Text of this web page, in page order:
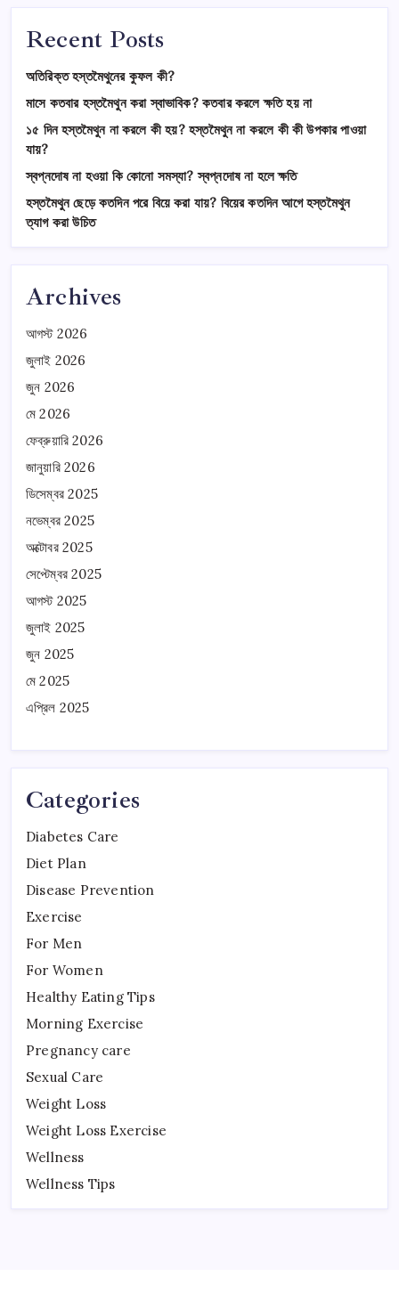
Recent Posts
অতিরিক্ত হস্তমৈথুনের কুফল কী?
মাসে কতবার হস্তমৈথুন করা স্বাভাবিক? কতবার করলে ক্ষতি হয় না
১৫ দিন হস্তমৈথুন না করলে কী হয়? হস্তমৈথুন না করলে কী কী উপকার পাওয়া
যায়?
স্বপ্নদোষ না হওয়া কি কোনো সমস্যা? স্বপ্নদোষ না হলে ক্ষতি
হস্তমৈথুন ছেড়ে কতদিন পরে বিয়ে করা যায়? বিয়ের কতদিন আগে হস্তমৈথুন
ত্যাগ করা উচিত
Archives
আগস্ট 2026
জুলাই 2026
জুন 2026
মে 2026
ফেব্রুয়ারি 2026
জানুয়ারি 2026
ডিসেম্বর 2025
নভেম্বর 2025
অক্টোবর 2025
সেপ্টেম্বর 2025
আগস্ট 2025
জুলাই 2025
জুন 2025
মে 2025
এপ্রিল 2025
Categories
Diabetes Care
Diet Plan
Disease Prevention
Exercise
For Men
For Women
Healthy Eating Tips
Morning Exercise
Pregnancy care
Sexual Care
Weight Loss
Weight Loss Exercise
Wellness
Wellness Tips